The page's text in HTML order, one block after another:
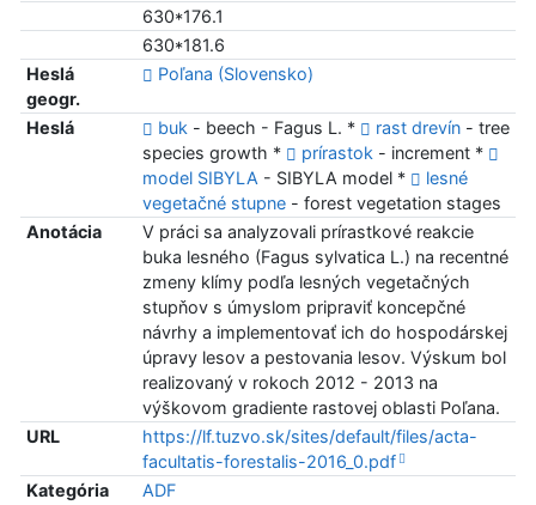
630*176.1
630*181.6
Heslá
geogr.
Poľana (Slovensko)
Heslá buk- beech - Fagus L. * rast drevín- tree
species growth *
prírastok- increment *
model SIBYLA- SIBYLA model *
lesné
vegetačné stupne- forest vegetation stages
Anotácia
V práci sa analyzovali prírastkové reakcie
buka lesného (Fagus sylvatica L.) na recentné
zmeny klímy podľa lesných vegetačných
stupňov s úmyslom pripraviť koncepčné
návrhy a implementovať ich do hospodárskej
úpravy lesov a pestovania lesov. Výskum bol
realizovaný v rokoch 2012 - 2013 na
výškovom gradiente rastovej oblasti Poľana.
URL
https://lf.tuzvo.sk/sites/default/files/acta-
facultatis-forestalis-2016_0.pdf
Kategória
ADF